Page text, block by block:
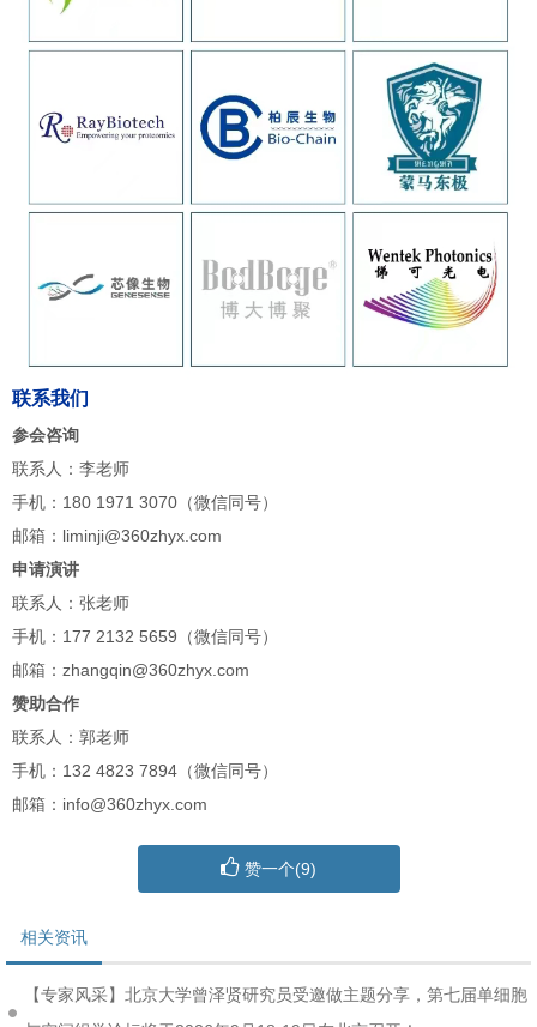
联系我们
参会咨询
联系人：李老师
手机：180 1971 3070（微信同号）
邮箱：liminji@360zhyx.com
申请演讲
联系人：张老师
手机：177 2132 5659（微信同号）
邮箱：zhangqin@360zhyx.com
赞助合作
联系人：郭老师
手机：132 4823 7894（微信同号）
邮箱：info@360zhyx.com
赞一个(9)
相关资讯
【专家风采】北京大学曾泽贤研究员受邀做主题分享，第七届单细胞